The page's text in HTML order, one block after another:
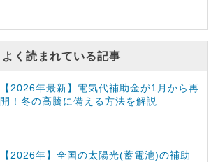
よく読まれている記事
【2026年最新】電気代補助金が1月から再
開！冬の高騰に備える方法を解説
【2026年】全国の太陽光(蓄電池)の補助